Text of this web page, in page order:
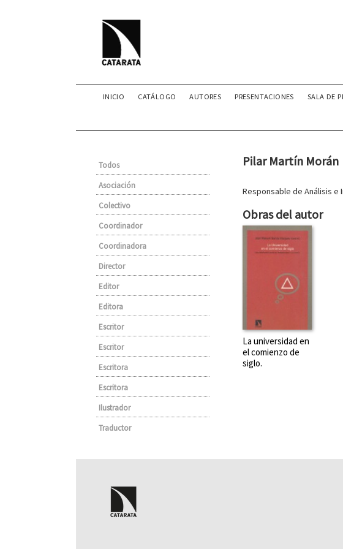
INICIO CATÁLOGO AUTORES PRESENTACIONES SALA DE
Todos
Asociación
Colectivo
Coordinador
Coordinadora
Director
Editor
Editora
Escritor
Escritor
Escritora
Escritora
Ilustrador
Traductor
Pilar Martín Morán
Responsable de Análisis
Obras del autor
La universidad en
el comienzo de
siglo.